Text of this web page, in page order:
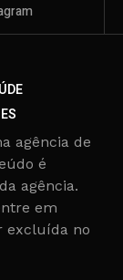
agência de
é
agência.
em
excluída no